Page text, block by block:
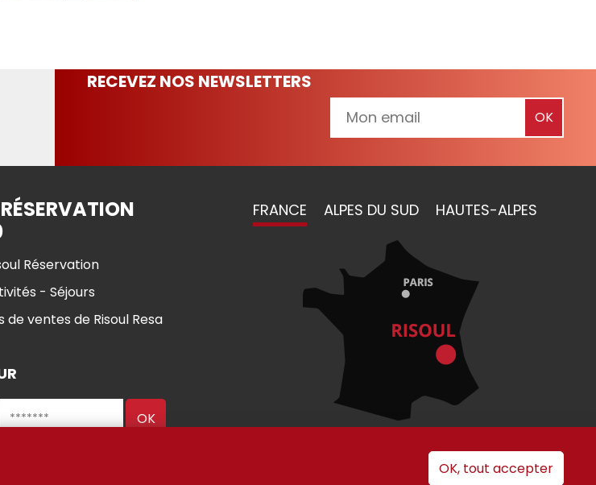
RECEVEZ NOS NEWSLETTERS
Réservation
- Séjours
ventes de Risoul Resa
FRANCE ALPES DU SUD HAUTES-ALPES
OK, tout accepter